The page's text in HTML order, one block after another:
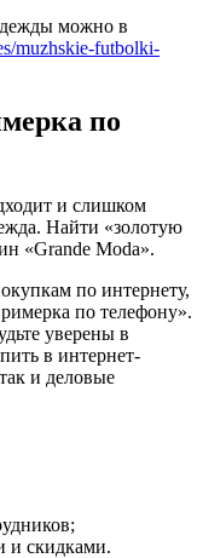
можно в
muzhskie-futbolki-
по
и слишком
Найти «золотую
«Grande Moda».
по интернету,
по телефону».
уверены в
в интернет-
и деловые
и скидками.